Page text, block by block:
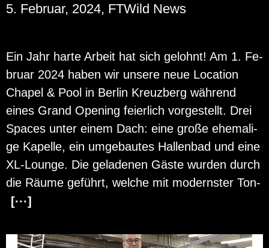
5. Februar, 2024, FTWild News
Ein Jahr harte Ar­beit hat sich ge­lohnt! Am 1. Fe­
bru­ar 2024 haben wir un­se­re neue Lo­ca­ti­on
Cha­pel & Pool in Ber­lin Kreuz­berg wäh­rend
eines Grand Opening fei­er­lich vor­ge­stellt. Drei
Spaces unter einem Dach: eine große ehe­ma­li­
ge Ka­pel­le, ein um­ge­bau­tes Hal­len­bad und eine
XL-Lounge. Die ge­la­de­nen Gäste wur­den durch
die Räume ge­führt, wel­che mit mo­derns­ter Ton-
[···]